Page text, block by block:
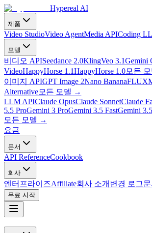
Hypereal AI
제품
Video StudioVideo AgentMedia APICoding
모델
비디오 APISeedance 2.0KlingVeo 3.1Gemini
VideoHappyHorse 1.1HappyHorse 1.0모든
이미지 APIGPT Image 2Nano BananaFLUX
Alternative모든 모델 →
LLM APIClaude OpusClaude SonnetClaude
5.5 ProGemini 3 ProGemini 3.5 FastGemini
모든 모델 →
요금
문서
API ReferenceCookbook
회사
엔터프라이즈Affiliate회사 소개 변경 로그문
무료 시작